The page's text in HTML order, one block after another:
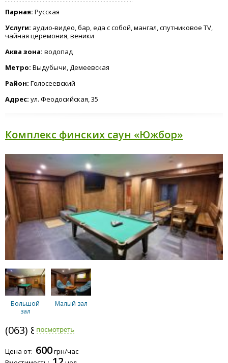
Парная: Русская
Услуги: аудио-видео, бар, еда с собой, мангал, спутниковое TV,
чайная церемония, веники
Аква зона: водопад
Метро: Выдубычи, Демеевская
Район: Голосеевский
Адрес: ул. Феодосийская, 35
Комплекс финских саун «Южбор»
Большой
зал
Малый зал
(063) 889-6200
Цена от: 600грн/час